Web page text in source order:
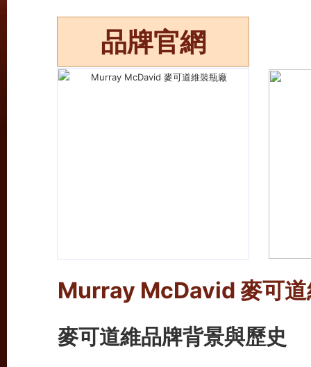
品牌官網
Murray McDavid 麥可道
麥可道維品牌背景與歷史